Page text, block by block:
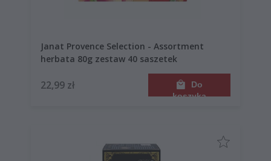
Janat Provence Selection - Assortment
herbata 80g zestaw 40 saszetek
22,99 zł
Do
koszyka